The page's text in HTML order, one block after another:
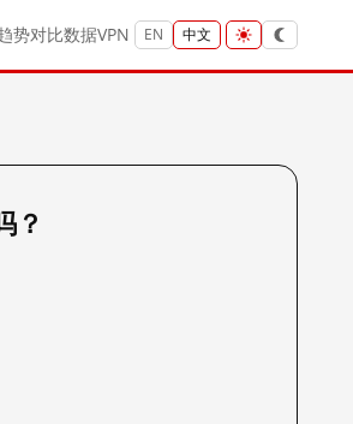
势对比数据VPN EN 中文
？